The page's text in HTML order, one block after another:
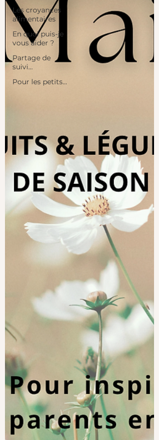
Les croyances
alimentaires
En quoi puis-je
vous aider ?
Partage de
suivi...
Pour les petits...